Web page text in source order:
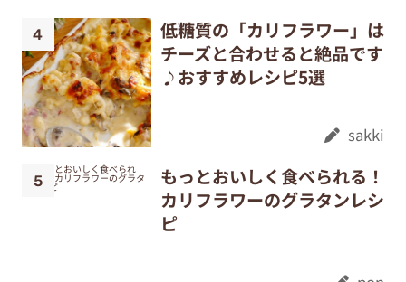
低糖質の「カリフラワー」は
チーズと合わせると絶品です
♪おすすめレシピ5選
sakki
もっとおいしく食べられる！
カリフラワーのグラタンレシ
ピ